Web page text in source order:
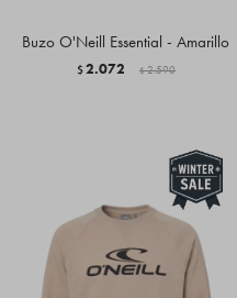
Buzo O'Neill Essential - Amarillo
$2.072 $ 2.590